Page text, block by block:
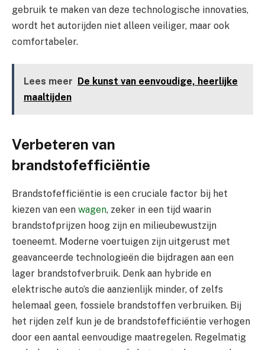
gebruik te maken van deze technologische innovaties,
wordt het autorijden niet alleen veiliger, maar ook
comfortabeler.
Lees meer
De kunst van eenvoudige, heerlijke
maaltijden
Verbeteren van
brandstofefficiëntie
Brandstofefficiëntie is een cruciale factor bij het
kiezen van een wagen, zeker in een tijd waarin
brandstofprijzen hoog zijn en milieubewustzijn
toeneemt. Moderne voertuigen zijn uitgerust met
geavanceerde technologieën die bijdragen aan een
lager brandstofverbruik. Denk aan hybride en
elektrische auto’s die aanzienlijk minder, of zelfs
helemaal geen, fossiele brandstoffen verbruiken. Bij
het rijden zelf kun je de brandstofefficiëntie verhogen
door een aantal eenvoudige maatregelen. Regelmatig